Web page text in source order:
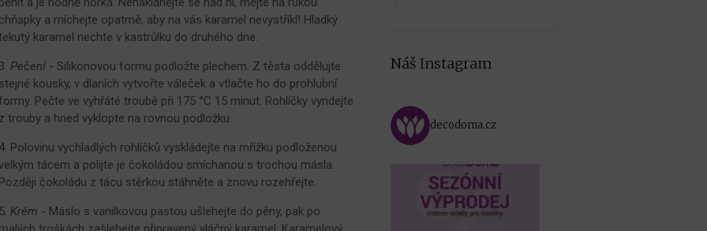
chňapky a míchejte opatrně, aby na vás karamel nevystříkl! Hladký
karamel nechte v kastrůlku do druhého dne.
3. Pečení- Silikonovou formu podložte plechem. Z těsta oddělujte
stejné kousky, v dlaních vytvořte váleček a vtlačte ho do prohlubní
Pečte ve vyhřáté troubě při 175 °C 15 minut. Rohlíčky vyndejte
z trouby a hned vyklopte na rovnou podložku.
4. Polovinu vychladlých rohlíčků vyskládejte na mřížku podloženou
tácem a polijte je čokoládou smíchanou s trochou másla.
Později čokoládu z tácu stěrkou stáhněte a znovu rozehřejte.
5. Krém - Máslo s vanilkovou pastou ušlehejte do pěny, pak po
Náš Instagram
decodoma.cz